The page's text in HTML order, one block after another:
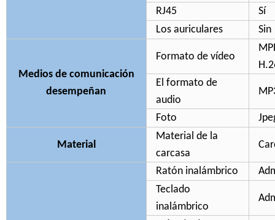
RJ45
Sí
Los auriculares
Sin
Medios de comunicación
desempeñan
Formato de vídeo
El formato de
audio
Foto
Material
Material de la
carcasa
Ratón inalámbrico
Teclado
inalámbrico